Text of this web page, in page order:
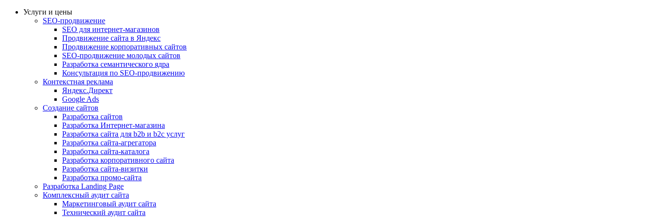
Услуги и цены
SEO-продвижение
SEO для интернет-магазинов
Продвижение сайта в Яндекс
Продвижение корпоративных сайтов
SEO-продвижение молодых сайтов
Разработка семантического ядра
Консультация по SEO-продвижению
Контекстная реклама
Яндекс.Директ
Google Ads
Создание сайтов
Разработка сайтов
Разработка Интернет-магазина
Разработка сайта для b2b и b2c услуг
Разработка сайта-агрегатора
Разработка сайта-каталога
Разработка корпоративного сайта
Разработка сайта-визитки
Разработка промо-сайта
Разработка Landing Page
Комплексный аудит сайта
Маркетинговый аудит сайта
Технический аудит сайта